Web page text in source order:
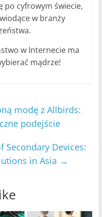
po cyfrowym świecie,
w branży
w Internecie ma
mądrze!
modę z Allbirds:
podejście
Secondary Devices:
in Asia →